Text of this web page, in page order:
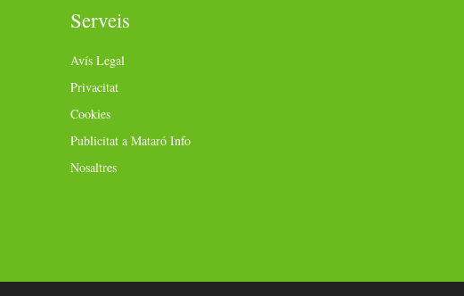
Serveis
Avís Legal
Privacitat
Cookies
Publicitat a Mataró Info
Nosaltres